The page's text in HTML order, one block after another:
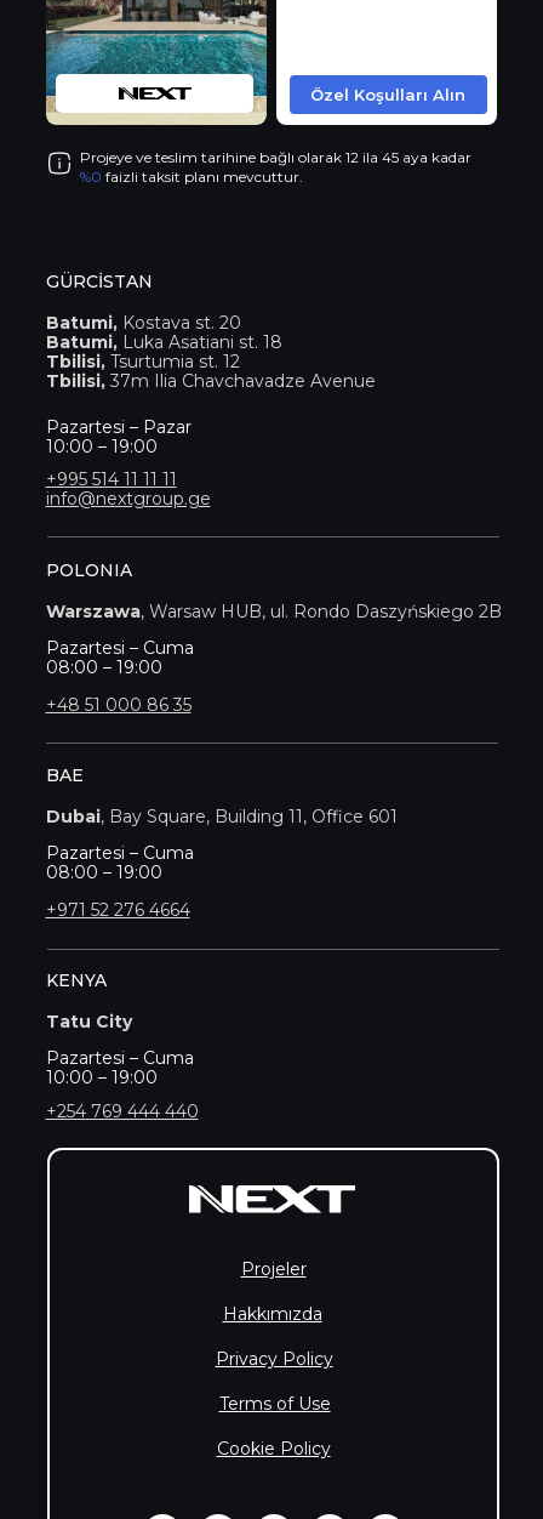
Projeye ve teslim tarihine bağlı olarak 12 ila 45 aya kadar
%0 faizli taksit planı mevcuttur.
Özel Koşulları Alın
GÜRCİSTAN
+995 514 11 11 11
info@nextgroup.ge
Pazartesi – Pazar
10:00 – 19:00
Batumi,Kostava st. 20
Batumi,Luka Asatiani st. 18
Tbilisi,Tsurtumia st. 12
Tbilisi,37m Ilia Chavchavadze Avenue
BAE
+971 52 276 4664
Pazartesi – Cuma
08:00 – 19:00
Dubai, Bay Square, Building 11, Office 601
POLONIA
+48 51 000 86 35
Pazartesi – Cuma
08:00 – 19:00
Warszawa, Warsaw HUB, ul. Rondo Daszyńskiego 2B
KENYA
+254 769 444 440
Pazartesi – Cuma
10:00 – 19:00
Tatu City
Projeler
Hakkımızda
Privacy Policy
Terms of Use
Cookie Policy